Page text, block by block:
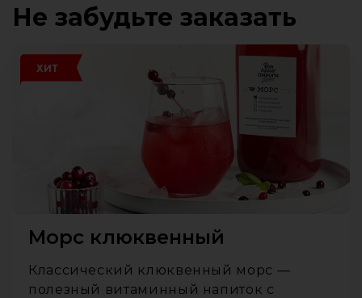
Не забудьте заказать
ХИТ
Морс клюквенный
Классический клюквенный морс —
полезный витаминный напиток с